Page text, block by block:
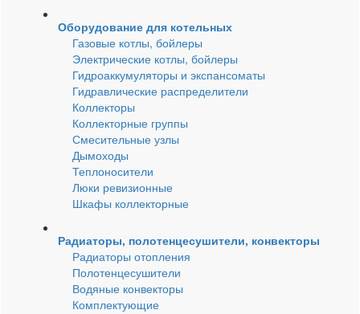
Оборудование для котельных
Газовые котлы, бойлеры
Электрические котлы, бойлеры
Гидроаккумуляторы и экспансоматы
Гидравлические распределители
Коллекторы
Коллекторные группы
Смесительные узлы
Дымоходы
Теплоносители
Люки ревизионные
Шкафы коллекторные
Радиаторы, полотенцесушители, конвекторы
Радиаторы отопления
Полотенцесушители
Водяные конвекторы
Комплектующие